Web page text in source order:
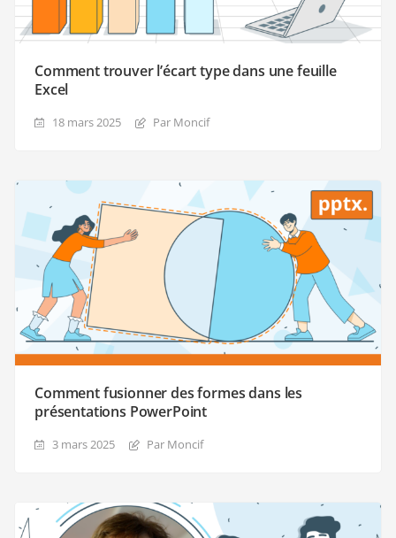
Comment trouver l’écart type dans une feuille
Excel
18 mars 2025 Par Moncif
Comment fusionner des formes dans les
présentations PowerPoint
3 mars 2025 Par Moncif